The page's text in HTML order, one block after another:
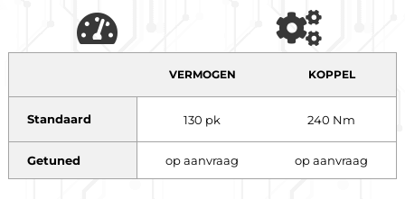
VERMOGEN KOPPEL
Standaard 130 pk 240 Nm
Getuned op aanvraag op aanvraag